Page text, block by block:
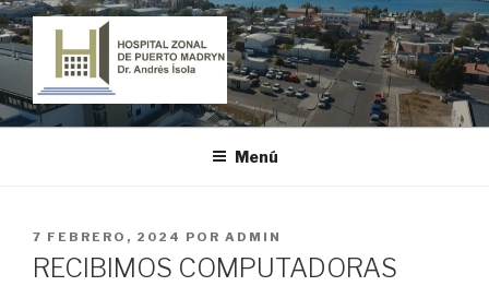
Ir
al
contenido
HOSPITAL ZONAL DE PUERTO
"Dr. Andrés Ísola"
Menú
PUBLICADO
EL
7 FEBRERO, 2024 POR ADMIN
RECIBIMOS COMPUTADORAS